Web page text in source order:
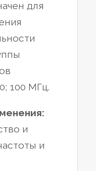
для
100 МГц.
и
и